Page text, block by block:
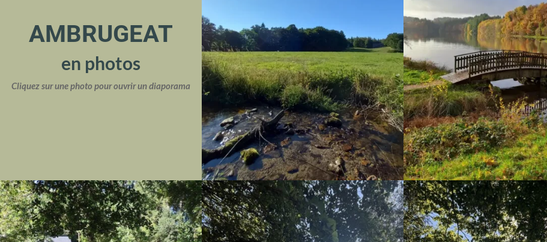
AMBRUGEAT
en photos
Cliquez sur une photo pour ouvrir un diaporama